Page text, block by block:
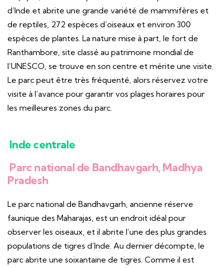
d’Inde et abrite une grande variété de mammifères et
de reptiles, 272 espèces d’oiseaux et environ 300
espèces de plantes. La nature mise à part, le fort de
Ranthambore, site classé au patrimoine mondial de
l’UNESCO, se trouve en son centre et mérite une visite.
Le parc peut être très fréquenté, alors réservez votre
visite à l’avance pour garantir vos plages horaires pour
les meilleures zones du parc.
Inde centrale
Parc national de Bandhavgarh, Madhya
Pradesh
Le parc national de Bandhavgarh, ancienne réserve
faunique des Maharajas, est un endroit idéal pour
observer les oiseaux, et il abrite l’une des plus grandes
populations de tigres d’Inde. Au dernier décompte, le
parc abrite une soixantaine de tigres. Comme il est